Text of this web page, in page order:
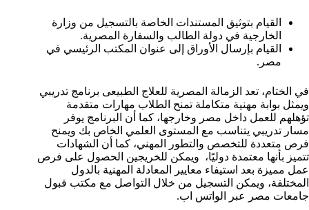
القيام بتوثيق المستندات الخاصة بالتسجيل من وزارة
الخارجية في دولة الطالب والسفارة المصرية.
القيام بإرسال الأوراق إلى عنوان المكتب الرئيسي في
مصر.
في الختام، تعد الزمالة المصرية للعلاج الطبيعى برنامج تدريبي
ويمثل بوابة مهنية متكاملة تمنح الطلاب مهارات متقدمة
تؤهلهم للعمل داخل مصر وخارجها، كما أن البرنامج يوفر
مسار تدريبي يتناسب مع المستوى العلمي الخاص بك ويمنح
فرص متعددة للتخصص والتطور المهني، كما أن الشهادات
تتميز بأنها معتمدة دوليًا، ويمكن للخريجين الحصول على فرص
عمل مميزة بعد استيفاء معايير المعادلة المهنية بالدول
المختلفة، ويمكن التسجيل من خلال التواصل مع مكتب قبول
جامعات مصر عبر الواتس اب.